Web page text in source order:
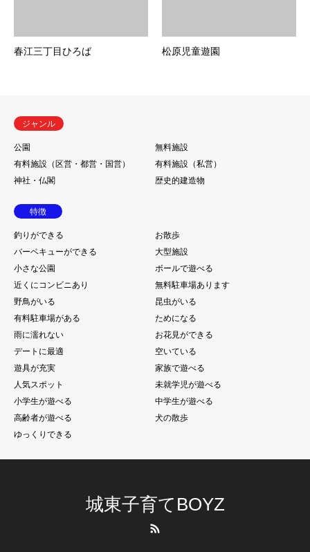
春江三丁目ひろば 松原児童遊園
ジャンル
公園
無料施設
有料施設（区営・都営・国営）
有料施設（私営）
神社・仏閣
歴史的建造物
特徴
釣りができる
お散歩
バーベキューができる
大型施設
小さな公園
ボールで遊べる
近くにコンビニあり
無料駐車場あります
野鳥がいる
昆虫がいる
有料駐車場がある
ためになる
雨に濡れない
お花見ができる
デートに最適
空いている
遊具が充実
家族で遊べる
人気スポット
未就学児が遊べる
小学生が遊べる
中学生が遊べる
高齢者が遊べる
犬の散歩
ゆっくりできる
城東子育てBOYZ